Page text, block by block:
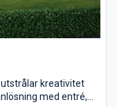
kreativitet
med entré,